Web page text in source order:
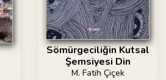
Sömürgeciliğin Kutsal
Şemsiyesi Din
M. Fatih Çiçek